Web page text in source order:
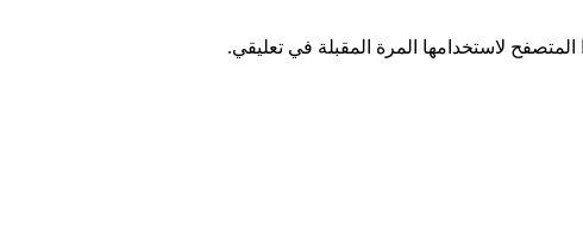
لاستخدامها المرة المقبلة في تعليقي.